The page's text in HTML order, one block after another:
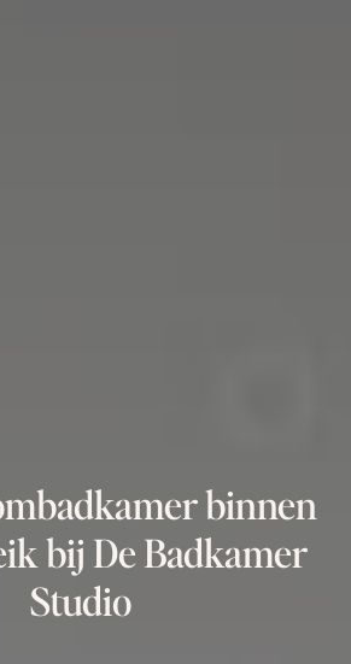
binnen
bij De Badkamer
Studio